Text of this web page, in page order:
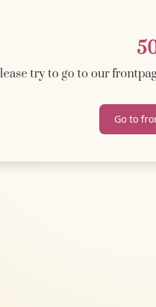
try to go to our
Go to